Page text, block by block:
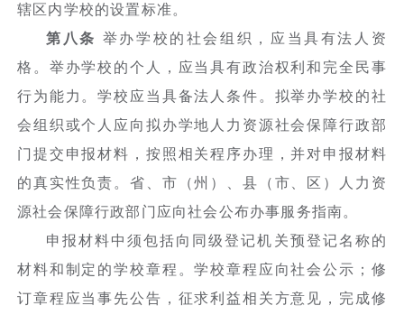
辖区内学校的设置标准。
第八条 举办学校的社会组织，应当具有法人资
格。举办学校的个人，应当具有政治权利和完全民事
行为能力。学校应当具备法人条件。拟举办学校的社
会组织或个人应向拟办学地人力资源社会保障行政部
门提交申报材料，按照相关程序办理，并对申报材料
的真实性负责。省、市（州）、县（市、区）人力资
源社会保障行政部门应向社会公布办事服务指南。
申报材料中须包括向同级登记机关预登记名称的
材料和制定的学校章程。学校章程应向社会公示；修
订章程应当事先公告，征求利益相关方意见，完成修